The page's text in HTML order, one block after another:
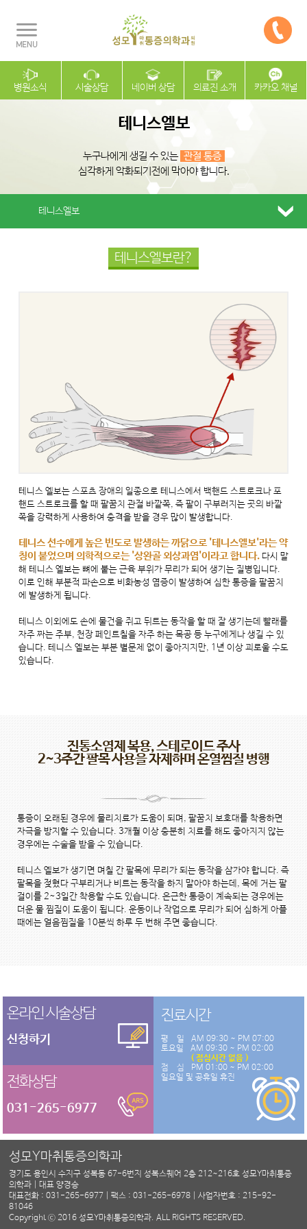
병원소식 시술상담 네이버 상담 의료진 소개 카카오 채널
테니스엘보
누구나에게 생길 수 있는 관절 통증
심각하게 악화되기전에 막아야 합니다.
테니스엘보
테니스엘보란?
테니스 엘보는 스포츠 장애의 일종으로 테니스에서 백핸드 스트로크나 포
핸드 스트로크를 할 때 팔꿈치 관절 바깥쪽, 즉 팔이 구부러지는 곳의 바깥
쪽을 강력하게 사용하여 충격을 받을 경우 많이 발생합니다.
테니스 선수에게 높은 빈도로 발생하는 까닭으로 '테니스엘보'라는 약
칭이 붙었으며 의학적으로는 '상완골 외상과염'이라고 합니다. 다시 말
해 테니스 엘보는 뼈에 붙는 근육 부위가 무리가 되어 생기는 질병입니다.
이로 인해 부분적 파손으로 비화농성 염증이 발생하여 심한 통증을 팔꿈치
에 발생하게 됩니다.
테니스 이외에도 손에 물건을 쥐고 뒤트는 동작을 할 때 잘 생기는데 빨래를
자주 짜는 주부, 천장 페인트칠을 자주 하는 목공 등 누구에게나 생길 수 있
습니다. 테니스 엘보는 부분 별문제 없이 좋아지지만, 1년 이상 괴로울 수도
있습니다.
진통소염제 복용, 스테로이드 주사
2~3주간 팔목 사용을 자제하며 온열찜질 병행
통증이 오래된 경우에 물리치료가 도움이 되며, 팔꿈치 보호대를 착용하면
자극을 방지할 수 있습니다. 3개월 이상 충분히 치료를 해도 좋아지지 않는
경우에는 수술을 받을 수 있습니다.
테니스 엘보가 생기면 며칠 간 팔목에 무리가 되는 동작을 삼가야 합니다. 즉
팔목을 젖혔다 구부리거나 비트는 동작을 하지 말아야 하는데, 목에 거는 팔
걸이를 2~3일간 착용할 수도 있습니다. 은근한 통증이 계속되는 경우에는
더운 물 찜질이 도움이 됩니다. 운동이나 작업으로 무리가 되어 심하게 아플
때에는 얼음찜질을 10분씩 하루 두 번해 주면 좋습니다.
온라인 시술상담
신청하기
전화상담
031-265-6977
진료시간
평 일
AM 09:30 ~ PM 07:00
토요일
AM 09:30 ~ PM 02:00
( 점심시간 없음 )
점 심
PM 01:00 ~ PM 02:00
일요일 및 공휴일 휴진
성모Y마취통증의학과
경기도 용인시 수지구 성복동 67-6번지 성복스퀘어 2층 212~216호 성모Y마취통증
의학과 | 대표 양경승
대표전화 : 031-265-6977 | 팩스 : 031-265-6978 | 사업자번호 : 215-92-
81046
Copyright ⓒ 2016 성모Y마취통증의학과. ALL RIGHTS RESERVED.